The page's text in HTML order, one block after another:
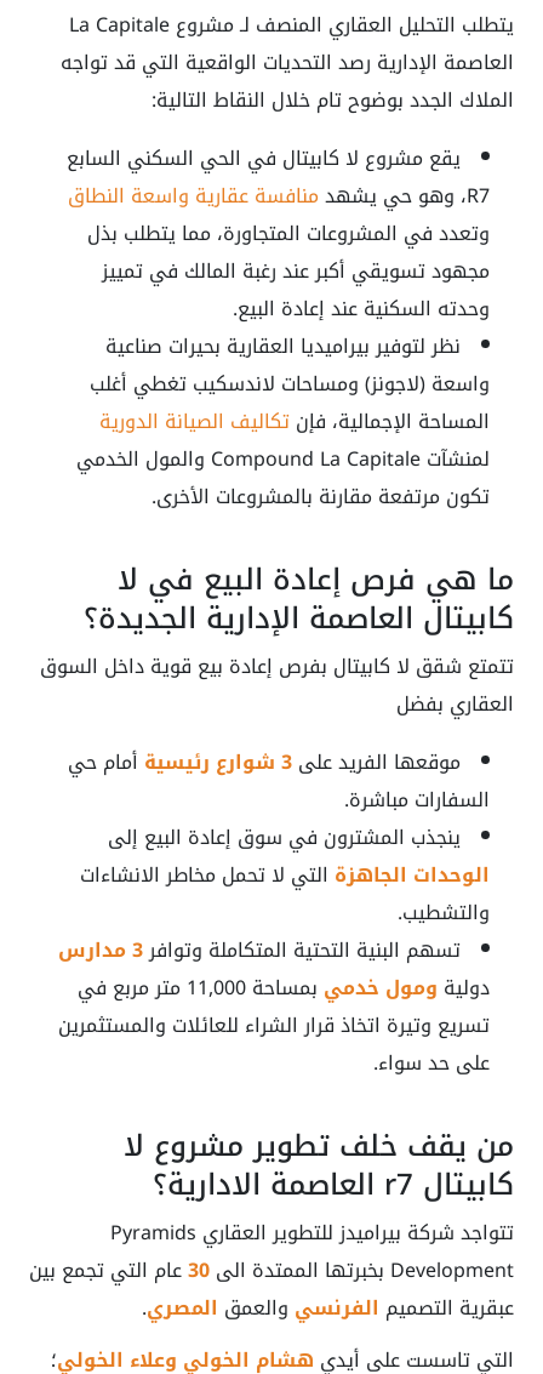
يتطلب التحليل العقاري المنصف لـ مشروع La Capitale
العاصمة الإدارية رصد التحديات الواقعية التي قد تواجه
الملاك الجدد بوضوح تام خلال النقاط التالية:
يقع مشروع لا كابيتال في الحي السكني السابع
R7، وهو حي يشهد
منافسة عقارية واسعة النطاق
وتعدد في المشروعات المتجاورة، مما يتطلب بذل
مجهود تسويقي أكبر عند رغبة المالك في تمييز
وحدته السكنية عند إعادة البيع.
نظر لتوفير بيراميديا العقارية بحيرات صناعية
واسعة (لاجونز) ومساحات لاندسكيب تغطي أغلب
المساحة الإجمالية، فإنتكاليف الصيانة الدورية
لمنشآت Compound La Capitale والمول الخدمي
تكون مرتفعة مقارنة بالمشروعات الأخرى.
ما هي فرص إعادة البيع في لا
كابيتال العاصمة الإدارية الجديدة؟
تتمتع شقق لا كابيتال بفرص إعادة بيع قوية داخل السوق
العقاري بفضل
موقعها الفريد على
أمام حي
السفارات مباشرة.
ينجذب المشترون في سوق إعادة البيع إلى
الوحدات الجاهزة التي لا تحمل مخاطر الانشاءات
والتشطيب.
تسهم البنية التحتية المتكاملة وتوافر3 مدارس
دولية ومول خدمي
بمساحة 11,000 متر مربع في
تسريع وتيرة اتخاذ قرار الشراء للعائلات والمستثمرين
على حد سواء.
من يقف خلف تطوير مشروع لا
كابيتال r7 العاصمة الادارية؟
تتواجد شركة بيراميدز للتطوير العقاري Pyramids
Development بخبرتها الممتدة الى
30عام التي تجمع بين
عبقرية التصميم الفرنسي والعمق المصري.
التي تاسست على أيدي هشام الخولي وعلاء الخولي؛